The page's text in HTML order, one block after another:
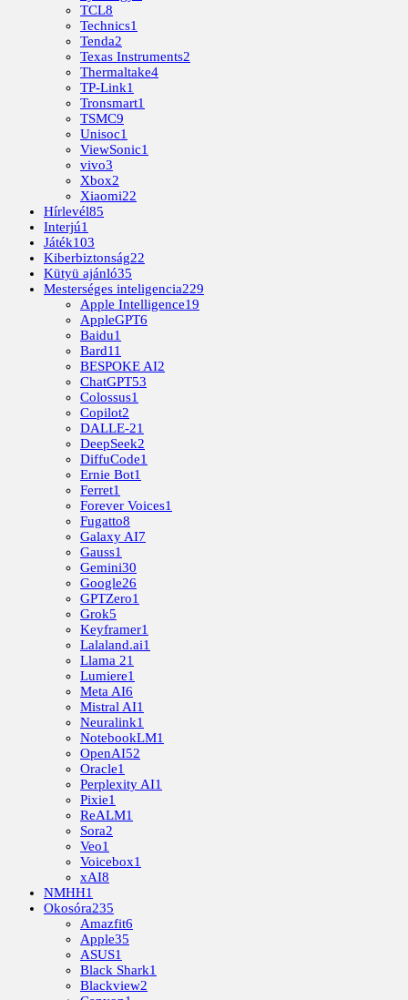
TCL8
Technics1
Tenda2
Texas Instruments2
Thermaltake4
TP-Link1
Tronsmart1
TSMC9
Unisoc1
ViewSonic1
vivo3
Xbox2
Xiaomi22
Hírlevél85
Interjú1
Játék103
Kiberbiztonság22
Kütyü ajánló35
Mesterséges inteligencia229
Apple Intelligence19
AppleGPT6
Baidu1
Bard11
BESPOKE AI2
ChatGPT53
Colossus1
Copilot2
DALLE-21
DeepSeek2
DiffuCode1
Ernie Bot1
Ferret1
Forever Voices1
Fugatto8
Galaxy AI7
Gauss1
Gemini30
Google26
GPTZero1
Grok5
Keyframer1
Lalaland.ai1
Llama 21
Lumiere1
Meta AI6
Mistral AI1
Neuralink1
NotebookLM1
OpenAI52
Oracle1
Perplexity AI1
Pixie1
ReALM1
Sora2
Veo1
Voicebox1
xAI8
NMHH1
Okosóra235
Amazfit6
Apple35
ASUS1
Black Shark1
Blackview2